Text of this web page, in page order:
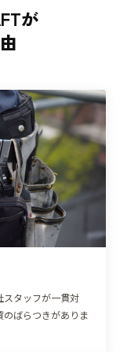
が
スタッフが一貫対
ばらつきがありま